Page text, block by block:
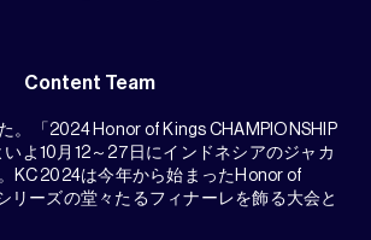
Content Team
。「2024 Honor of Kings CHAMPIONSHIP
よ10月12～27日にインドネシアのジャカ
KC 2024は今年から始まったHonor of
リーズの堂々たるフィナーレを飾る大会と